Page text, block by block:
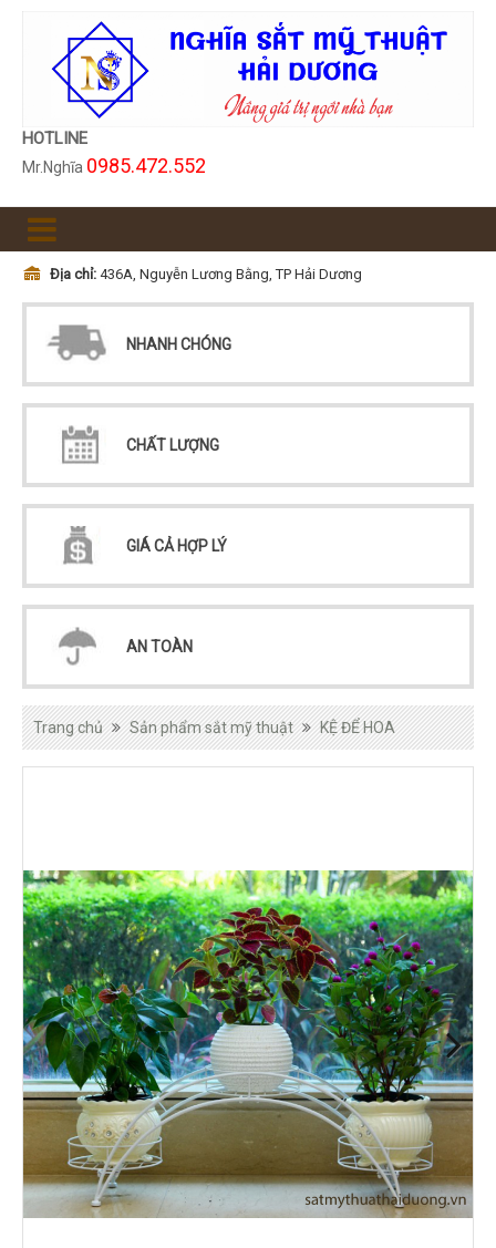
HOTLINE
Mr.Nghĩa 0985.472.552
Địa chỉ: 436A, Nguyễn Lương Bằng, TP Hải Dương
NHANH CHÓNG
CHẤT LƯỢNG
GIÁ CẢ HỢP LÝ
AN TOÀN
Trang chủ Sản phẩm sắt mỹ thuật KỆ ĐỂ HOA